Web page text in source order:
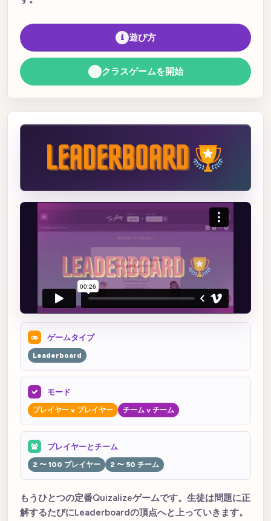
遊び方
クラスゲームを開始
ゲームタイプ
Leaderboard
モード
プレイヤー v プレイヤー チーム v チーム
プレイヤーとチーム
2 〜 100 プレイヤー 2 〜 50 チーム
もうひとつの定番Quizalizeゲームです。生徒は問題に正
解するたびにLeaderboardの頂点へと上っていきます。